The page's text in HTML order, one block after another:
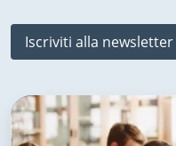
Iscriviti alla newsletter